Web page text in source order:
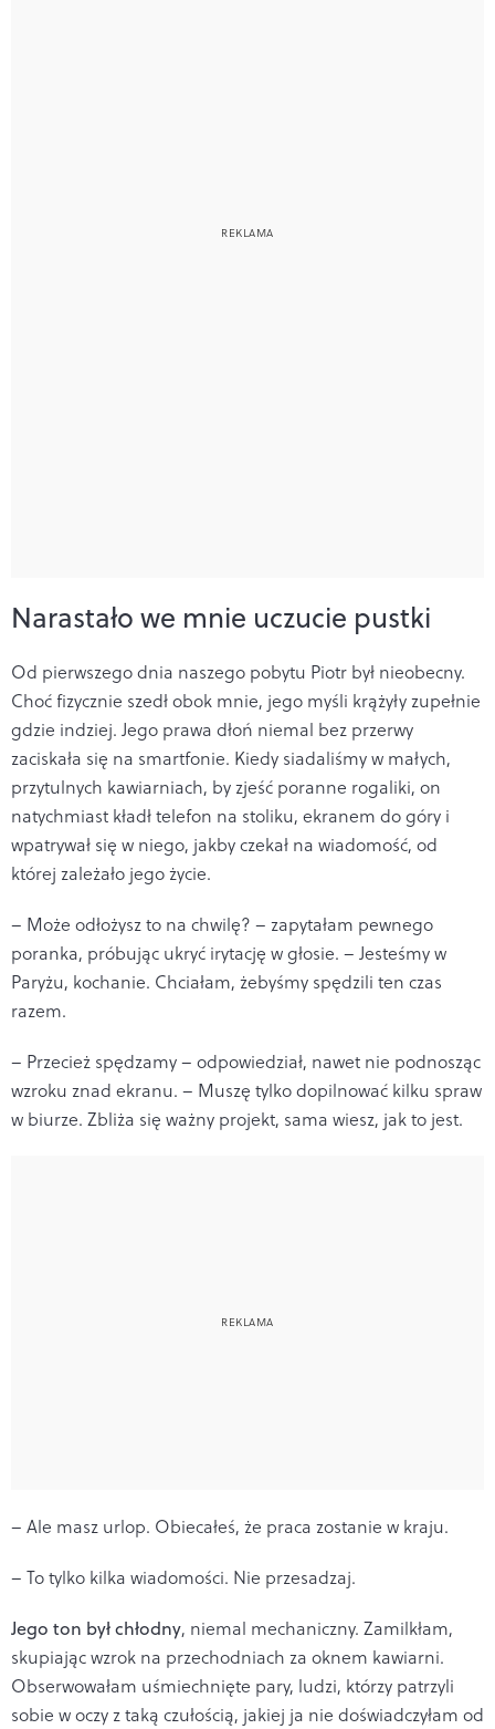
Narastało we mnie uczucie pustki
Od pierwszego dnia naszego pobytu Piotr był nieobecny.
Choć fizycznie szedł obok mnie, jego myśli krążyły zupełnie
gdzie indziej. Jego prawa dłoń niemal bez przerwy
zaciskała się na smartfonie. Kiedy siadaliśmy w małych,
przytulnych kawiarniach, by zjeść poranne rogaliki, on
natychmiast kładł telefon na stoliku, ekranem do góry i
wpatrywał się w niego, jakby czekał na wiadomość, od
której zależało jego życie.
– Może odłożysz to na chwilę? – zapytałam pewnego
poranka, próbując ukryć irytację w głosie. – Jesteśmy w
Paryżu, kochanie. Chciałam, żebyśmy spędzili ten czas
razem.
– Przecież spędzamy – odpowiedział, nawet nie podnosząc
wzroku znad ekranu. – Muszę tylko dopilnować kilku spraw
w biurze. Zbliża się ważny projekt, sama wiesz, jak to jest.
– Ale masz urlop. Obiecałeś, że praca zostanie w kraju.
– To tylko kilka wiadomości. Nie przesadzaj.
Jego ton był chłodny, niemal mechaniczny. Zamilkłam,
skupiając wzrok na przechodniach za oknem kawiarni.
Obserwowałam uśmiechnięte pary, ludzi, którzy patrzyli
sobie w oczy z taką czułością, jakiej ja nie doświadczyłam od